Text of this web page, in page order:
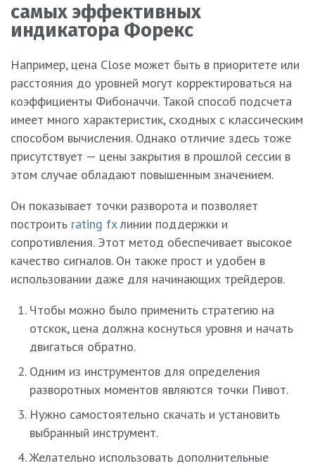
самых эффективных
индикатора Форекс
Например, цена Close может быть в приоритете или
расстояния до уровней могут корректироваться на
коэффициенты Фибоначчи. Такой способ подсчета
имеет много характеристик, сходных с классическим
способом вычисления. Однако отличие здесь тоже
присутствует — цены закрытия в прошлой сессии в
этом случае обладают повышенным значением.
Он показывает точки разворота и позволяет
построить rating fxлинии поддержки и
сопротивления. Этот метод обеспечивает высокое
качество сигналов. Он также прост и удобен в
использовании даже для начинающих трейдеров.
Чтобы можно было применить стратегию на
отскок, цена должна коснуться уровня и начать
двигаться обратно.
Одним из инструментов для определения
разворотных моментов являются точки Пивот.
Нужно самостоятельно скачать и установить
выбранный инструмент.
Желательно использовать дополнительные